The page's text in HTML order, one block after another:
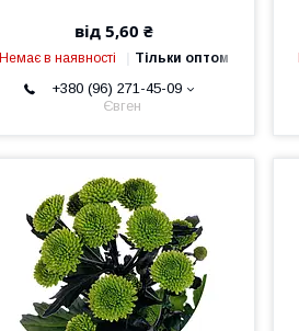
від 5,60 ₴
Немає в наявності Тільки оптом
+380 (96) 271-45-09
Євген